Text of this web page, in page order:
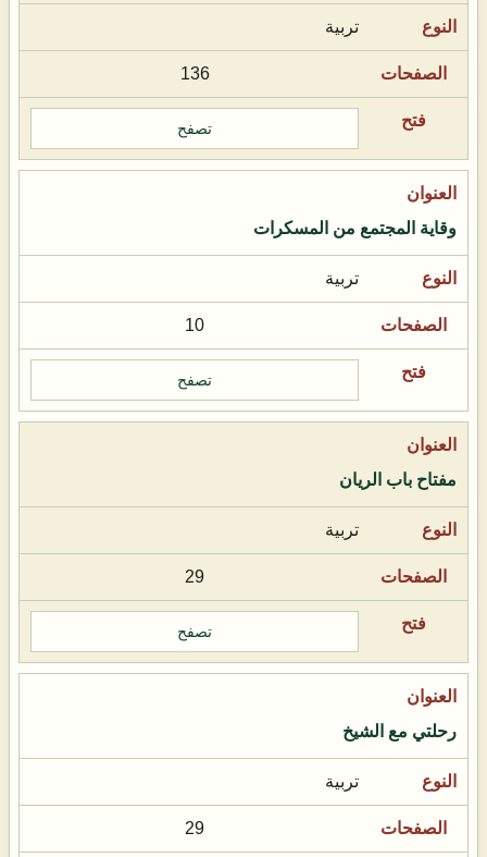
تربية
136
تصفح
وقاية المجتمع من المسكرات
تربية
10
تصفح
مفتاح باب الريان
تربية
29
تصفح
رحلتي مع الشيخ
تربية
29